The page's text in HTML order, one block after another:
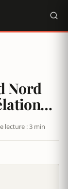
Nord
lecture : 3 min